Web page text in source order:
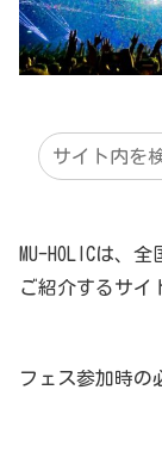
MU-HOLICは、
ご紹介するサイ
フェス参加時の